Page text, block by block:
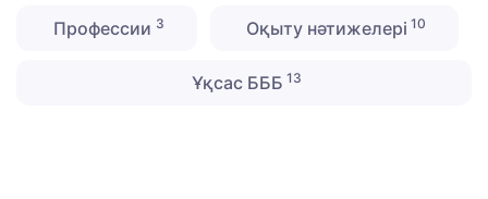
Профессии 3 Оқыту нәтижелері 10
Ұқсас БББ 13